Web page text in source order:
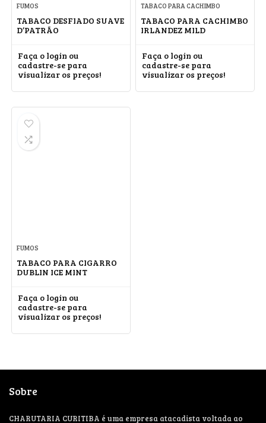
FUMOS
TABACO DESFIADO SUAVE
D’PATRÃO
Faça o login ou
cadastre-se para
visualizar os preços!
TABACO PARA CACHIMBO
TABACO PARA CACHIMBO
IRLANDEZ MILD
Faça o login ou
cadastre-se para
visualizar os preços!
FUMOS
TABACO PARA CIGARRO
DUBLIN ICE MINT
Faça o login ou
cadastre-se para
visualizar os preços!
Sobre
CHARUTARIA CURITIBA é uma empresa atacadista voltada ao